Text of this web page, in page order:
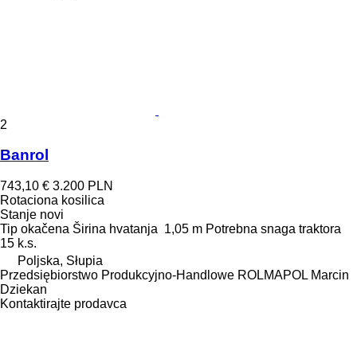
2
Banrol
743,10 € 3.200 PLN
Rotaciona kosilica
Stanje novi
Tip okačena Širina hvatanja 1,05 m Potrebna snaga traktora
15 k.s.
Poljska, Słupia
Przedsiębiorstwo Produkcyjno-Handlowe ROLMAPOL Marcin
Dziekan
Kontaktirajte prodavca